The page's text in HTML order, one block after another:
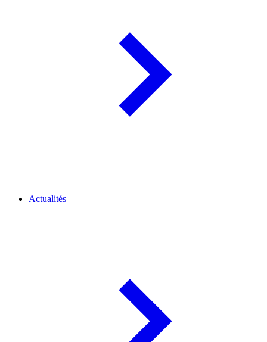
Actualités